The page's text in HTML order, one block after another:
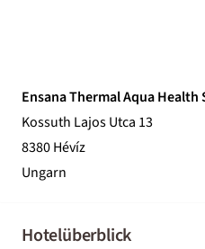
Ensana Thermal Aqua Health
Kossuth Lajos Utca 13
8380 Hévíz
Ungarn
Hotelüberblick